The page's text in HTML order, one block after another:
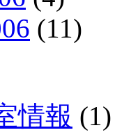
(11)
情報 (1)